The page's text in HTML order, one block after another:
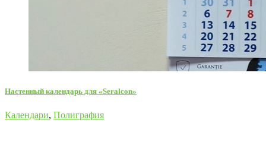
Настенный календарь для «Seralcon»
Календари, Полиграфия